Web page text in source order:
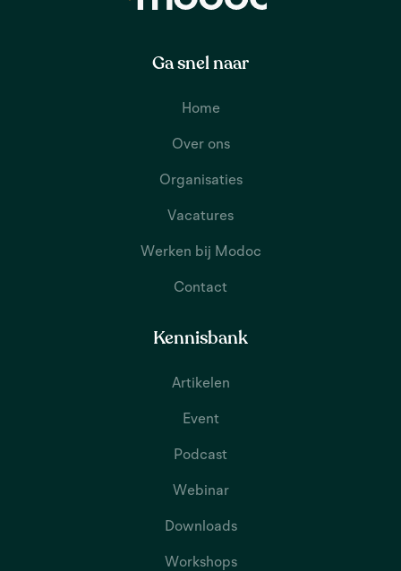
Ga snel naar
Home
Over ons
Organisaties
Vacatures
Werken bij Modoc
Contact
Kennisbank
Artikelen
Event
Podcast
Webinar
Downloads
Workshops